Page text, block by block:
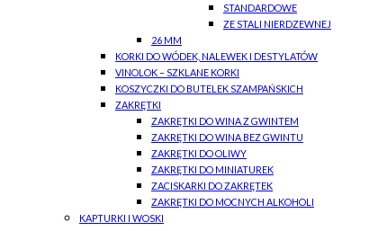
STANDARDOWE
ZE STALI NIERDZEWNEJ
26 MM
KORKI DO WÓDEK, NALEWEK I DESTYLATÓW
VINOLOK – SZKLANE KORKI
KOSZYCZKI DO BUTELEK SZAMPAŃSKICH
ZAKRĘTKI
ZAKRĘTKI DO WINA Z GWINTEM
ZAKRĘTKI DO WINA BEZ GWINTU
ZAKRĘTKI DO OLIWY
ZAKRĘTKI DO MINIATUREK
ZACISKARKI DO ZAKRĘTEK
ZAKRĘTKI DO MOCNYCH ALKOHOLI
KAPTURKI I WOSKI